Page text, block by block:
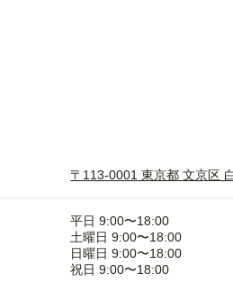
〒113-0001 東京都 文京区
平日 9:00〜18:00
土曜日 9:00〜18:00
日曜日 9:00〜18:00
祝日 9:00〜18:00